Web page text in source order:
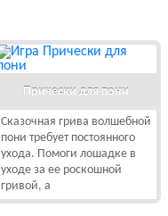
Прически для пони
Сказочная грива волшебной
пони требует постоянного
ухода. Помоги лошадке в
уходе за ее роскошной
гривой, а